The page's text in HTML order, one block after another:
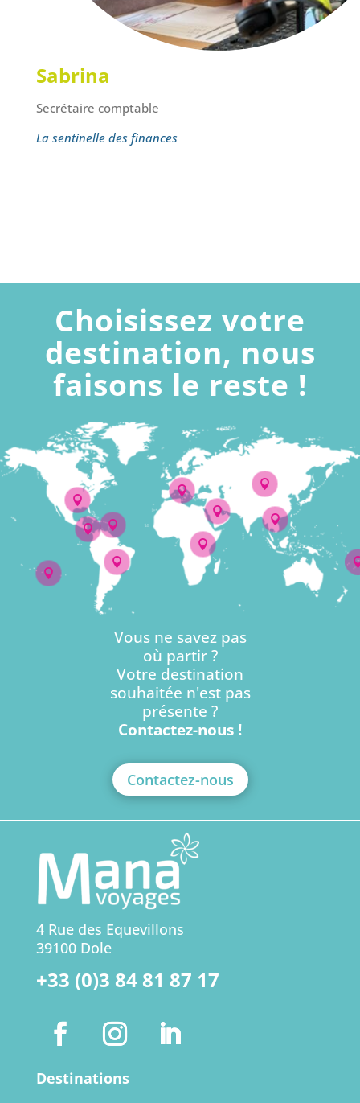
Sabrina
Secrétaire comptable
La sentinelle des finances
Choisissez votre
destination, nous
faisons le reste !








 
Vous ne savez pas
où partir ?
Votre destination
souhaitée n'est pas
présente ?
Contactez-nous !
Contactez-nous
4 Rue des Equevillons
39100 Dole
+33 (0)3 84 81 87 17
Destinations